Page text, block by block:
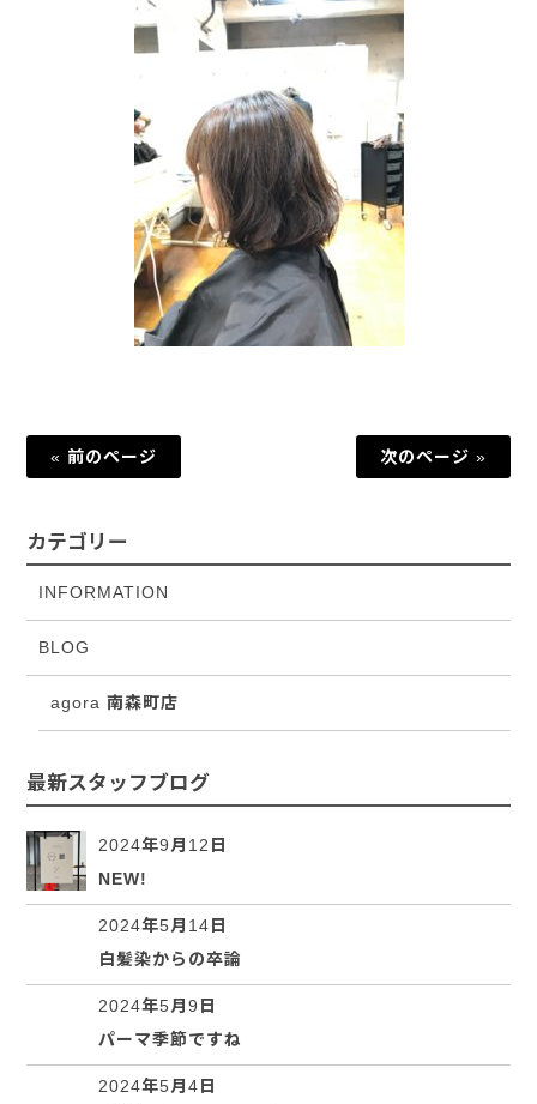
« 前のページ 次のページ »
カテゴリー
INFORMATION
BLOG
agora 南森町店
最新スタッフブログ
2024年9月12日
NEW!
2024年5月14日
白髪染からの卒論
2024年5月9日
パーマ季節ですね
2024年5月4日